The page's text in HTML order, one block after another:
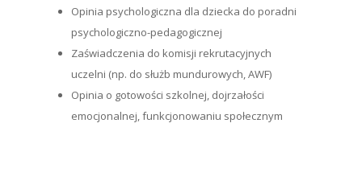
Opinia psychologiczna dla dziecka do poradni
psychologiczno-pedagogicznej
Zaświadczenia do komisji rekrutacyjnych
uczelni (np. do służb mundurowych, AWF)
Opinia o gotowości szkolnej, dojrzałości
emocjonalnej, funkcjonowaniu społecznym